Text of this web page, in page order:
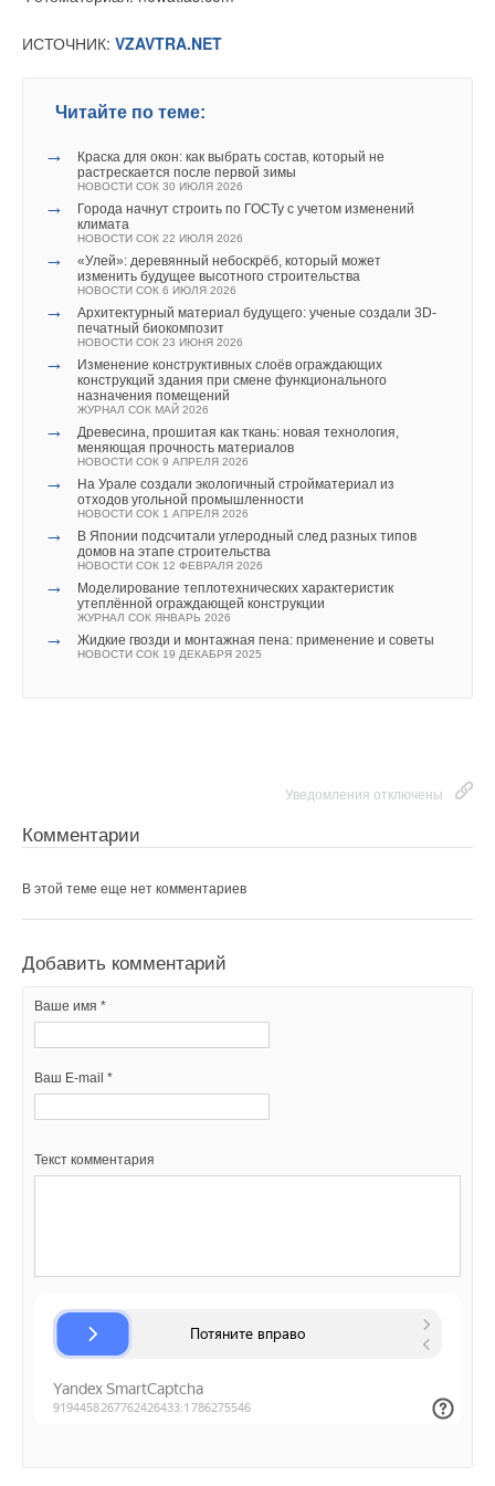
ИСТОЧНИК: VZAVTRA.NET
Читайте по теме:
→
Краска для окон: как выбрать состав, который не
растрескается после первой зимы
НОВОСТИ СОК 30 ИЮЛЯ 2026
→
Города начнут строить по ГОСТу с учетом изменений
климата
НОВОСТИ СОК 22 ИЮЛЯ 2026
→
«Улей»: деревянный небоскрёб, который может
изменить будущее высотного строительства
НОВОСТИ СОК 6 ИЮЛЯ 2026
→
Архитектурный материал будущего: ученые создали 3D-
печатный биокомпозит
НОВОСТИ СОК 23 ИЮНЯ 2026
→
Изменение конструктивных слоёв ограждающих
конструкций здания при смене функционального
назначения помещений
ЖУРНАЛ СОК МАЙ 2026
→
Древесина, прошитая как ткань: новая технология,
меняющая прочность материалов
НОВОСТИ СОК 9 АПРЕЛЯ 2026
→
На Урале создали экологичный стройматериал из
отходов угольной промышленности
НОВОСТИ СОК 1 АПРЕЛЯ 2026
→
В Японии подсчитали углеродный след разных типов
домов на этапе строительства
НОВОСТИ СОК 12 ФЕВРАЛЯ 2026
→
Моделирование теплотехнических характеристик
утеплённой ограждающей конструкции
ЖУРНАЛ СОК ЯНВАРЬ 2026
→ Жидкие гвозди и монтажная пена: применение и советы
НОВОСТИ СОК 19 ДЕКАБРЯ 2025
Уведомления отключены
Комментарии
В этой теме еще нет комментариев
Добавить комментарий
Ваше имя *
Ваш E-mail *
Текст комментария
Комментарии
В этой теме еще нет комментариев
Добавить комментарий
Ваше имя *
Ваш E-mail *
Текст комментария
→
35,5%
Комментарии
В этой теме еще нет комментариев
Добавить комментарий
Ваше имя *
Ваш E-mail *
Текст комментария
→
НОВОСТИ СОК 15 МАЯ 2026
ZPW-N 2000 INT EC
Для Арктики создали технологию защиты
ветрогенераторов от аварий
НОВОСТИ СОК 6 АВГУСТА 2026
Универсальный пульт Z037-5C0 от НЕВАТОМ
НОВОСТИ СОК 5 АВГУСТА 2026
21-й ежегодный форум «ЦОД-2026»
НОВОСТИ СОК 5 АВГУСТА 2026
«РУСКЛИМАТ Fest 2026» в Уфе собрал свыше 700
профи климатической отрасли
НОВОСТИ СОК 3 АВГУСТА 2026
«Датарк» испытал модульный ЦОД с плотностью 54 кВт
на стойку
НОВОСТИ СОК 3 АВГУСТА 2026
Samsung выпускает VRF-систему DVM на R32
НОВОСТИ СОК 3 АВГУСТА 2026
Уведомления отключены
Комментарии
Текст комментария
Ваш E-mail *
Текст комментария